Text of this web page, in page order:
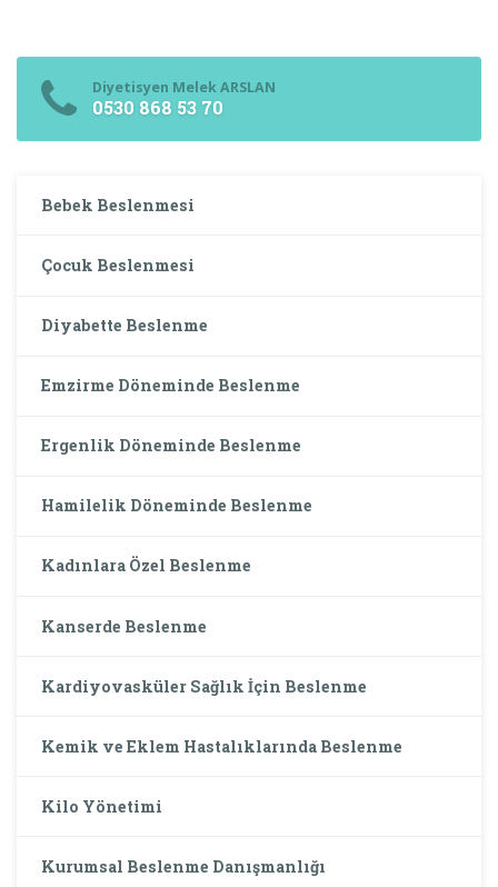
Diyetisyen Melek ARSLAN
0530 868 53 70
Bebek Beslenmesi
Çocuk Beslenmesi
Diyabette Beslenme
Emzirme Döneminde Beslenme
Ergenlik Döneminde Beslenme
Hamilelik Döneminde Beslenme
Kadınlara Özel Beslenme
Kanserde Beslenme
Kardiyovasküler Sağlık İçin Beslenme
Kemik ve Eklem Hastalıklarında Beslenme
Kilo Yönetimi
Kurumsal Beslenme Danışmanlığı